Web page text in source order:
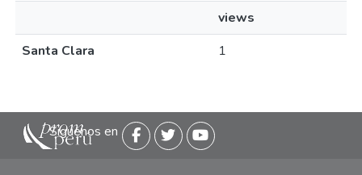
views
Santa Clara
1
Siguenos en